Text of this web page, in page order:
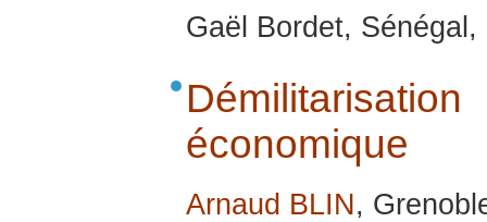
Gaël Bordet,
économique
Arnaud BLIN,